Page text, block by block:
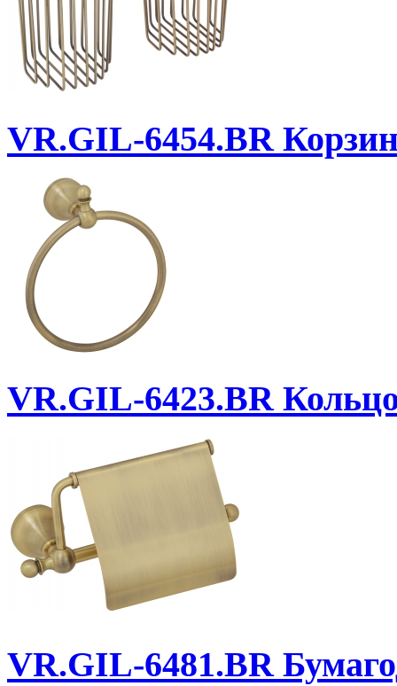
VR.GIL-6454.BR
VR.GIL-6423.BR
VR.GIL-6481.BR